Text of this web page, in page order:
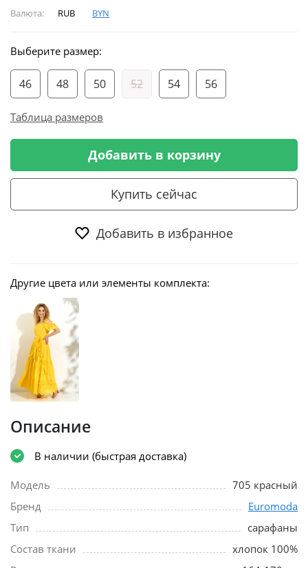
Валюта: RUB BYN
Выберите размер:
46 48 50 52 54 56
Таблица размеров
Добавить в корзину
Купить сейчас
Добавить в избранное
Другие цвета или элементы комплекта:
Описание
В наличии (быстрая доставка)
Модель
705 красный
Бренд
Euromoda
Тип
сарафаны
Состав ткани
хлопок 100%